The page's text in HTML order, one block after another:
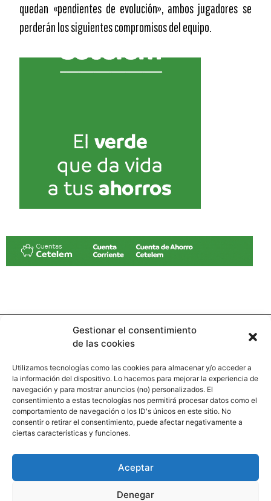
Gestionar el consentimiento
de las cookies
Utilizamos tecnologías como las cookies para almacenar y/o acceder a
la información del dispositivo. Lo hacemos para mejorar la experiencia de
navegación y para mostrar anuncios (no) personalizados. El
consentimiento a estas tecnologías nos permitirá procesar datos como el
comportamiento de navegación o los ID's únicos en este sitio. No
consentir o retirar el consentimiento, puede afectar negativamente a
ciertas características y funciones.
Aceptar
Denegar
quedan «pendientes de evolución», ambos jugadores se
perderán los siguientes compromisos del equipo.
Contacto
Calle Pinar, 5, 28006 Madrid
+34 91 745 58 38
Paginas legales